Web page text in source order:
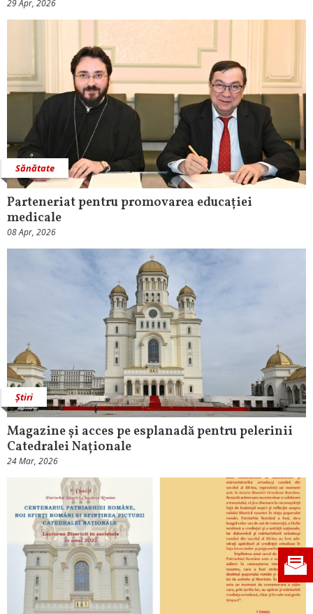
29 Apr, 2026
Sănătate
Parteneriat pentru promovarea educației
medicale
08 Apr, 2026
Știri
Magazine și acces pe esplanadă pentru pelerinii
Catedralei Naționale
24 Mar, 2026